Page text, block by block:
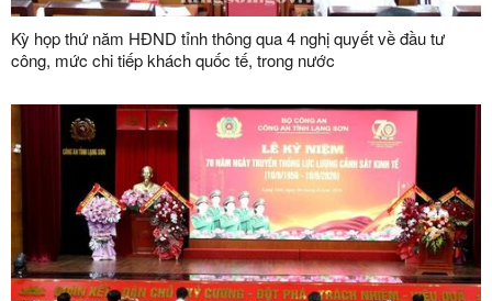
Kỳ họp thứ năm HĐND tỉnh thông qua 4 nghị quyết về đầu tư
công, mức chi tiếp khách quốc tế, trong nước